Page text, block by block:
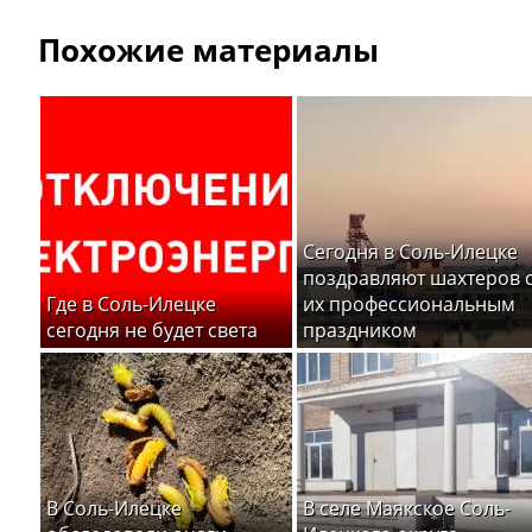
Похожие материалы
Где в Соль-Илецке
сегодня не будет света
Сегодня в Соль-Илецке
поздравляют шахтеров
их профессиональным
праздником
В Соль-Илецке
В селе Маякское Соль-